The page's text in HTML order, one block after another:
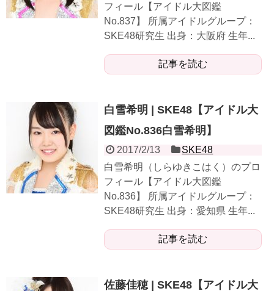
フィール【アイドル大図鑑
No.837】 所属アイドルグループ：
SKE48研究生 出身：大阪府 生年...
記事を読む
白雪希明 | SKE48【アイドル大
図鑑No.836白雪希明】
2017/2/13
SKE48
白雪希明（しらゆきこはく）のプロ
フィール【アイドル大図鑑
No.836】 所属アイドルグループ：
SKE48研究生 出身：愛知県 生年...
記事を読む
佐藤佳穂 | SKE48【アイドル大